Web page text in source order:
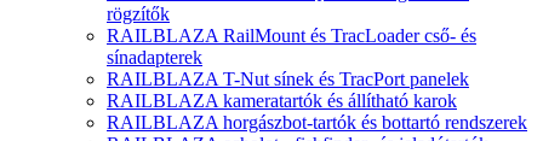
rögzítők
RAILBLAZA RailMount és TracLoader cső- és
sínadapterek
RAILBLAZA T-Nut sínek és TracPort panelek
RAILBLAZA kameratartók és állítható karok
RAILBLAZA horgászbot-tartók és bottartó rendszerek